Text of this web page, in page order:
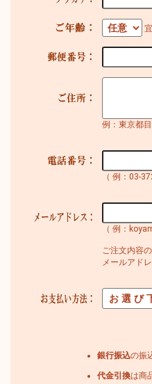
例：東京都
（ 例：03-
（ 例：
ご注文内容
メールアド
銀行振込の振
代金引換は商